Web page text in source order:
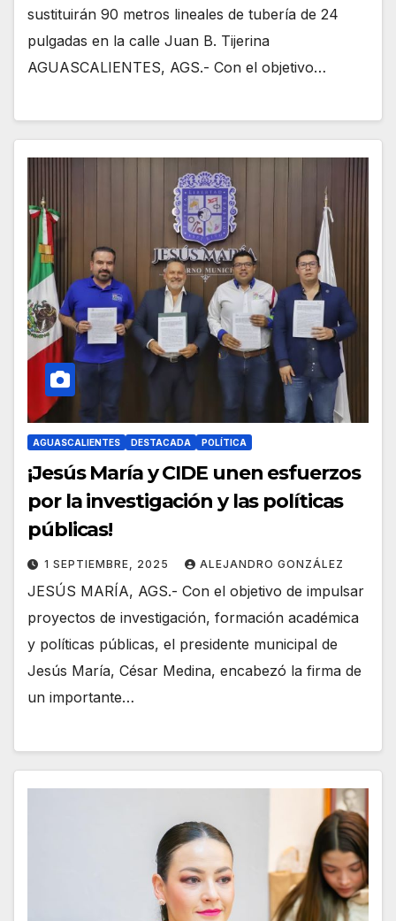
sustituirán 90 metros lineales de tubería de 24
pulgadas en la calle Juan B. Tijerina
AGUASCALIENTES, AGS.- Con el objetivo…
AGUASCALIENTES DESTACADA POLÍTICA
¡Jesús María y CIDE unen esfuerzos
por la investigación y las políticas
públicas!
1 SEPTIEMBRE, 2025 ALEJANDRO GONZÁLEZ
JESÚS MARÍA, AGS.- Con el objetivo de impulsar
proyectos de investigación, formación académica
y políticas públicas, el presidente municipal de
Jesús María, César Medina, encabezó la firma de
un importante…